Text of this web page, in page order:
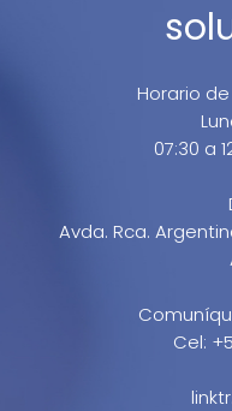
Horario
07:30 a
Avda. Rca.
Cel: